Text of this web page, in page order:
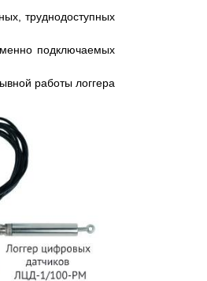
труднодоступных
подключаемых
работы логгера